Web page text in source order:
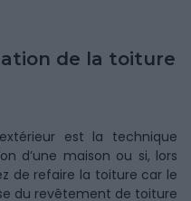
de la toiture
est la technique
d’une maison ou si, lors
de refaire la toiture car le
du revêtement de toiture